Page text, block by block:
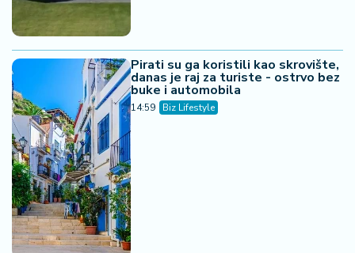
Pirati su ga koristili kao skrovište,
danas je raj za turiste - ostrvo bez
buke i automobila
14:59 Biz Lifestyle